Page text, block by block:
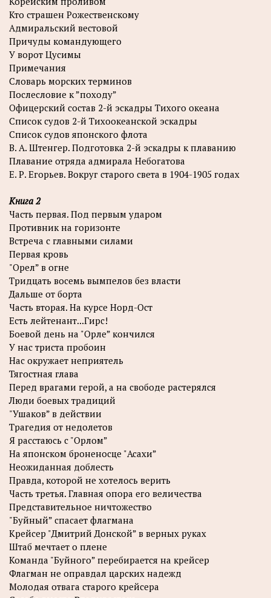
Кто страшен Рожественскому
Адмиральский вестовой
Причуды командующего
У ворот Цусимы
Примечания
Словарь морских терминов
Послесловие к ”походу”
Офицерский состав 2-й эскадры Тихого океана
Список судов 2-й Тихоокеанской эскадры
Список судов японского флота
В. А. Штенгер. Подготовка 2-й эскадры к плаванию
Плавание отряда адмирала Небогатова
Е. Р. Егорьев. Вокруг старого света в 1904-1905 годах
Книга 2
Часть первая. Под первым ударом
Противник на горизонте
Встреча с главными силами
Первая кровь
"Орел” в огне
Тридцать восемь вымпелов без власти
Дальше от борта
Часть вторая. На курсе Норд-Ост
Есть лейтенант...Гирс!
Боевой день на "Орле” кончился
У нас триста пробоин
Нас окружает неприятель
Тягостная глава
Перед врагами герой, а на свободе растерялся
Люди боевых традиций
"Ушаков” в действии
Трагедия от недолетов
Я расстаюсь с "Орлом”
На японском броненосце "Асахи”
Неожиданная доблесть
Правда, которой не хотелось верить
Часть третья. Главная опора его величества
Представительное ничтожество
"Буйный” спасает флагмана
Крейсер "Дмитрий Донской” в верных руках
Штаб мечтает о плене
Команда "Буйного” перебирается на крейсер
Флагман не оправдал царских надежд
Молодая отвага старого крейсера